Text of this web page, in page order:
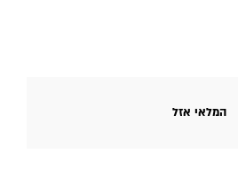
המלאי אזל